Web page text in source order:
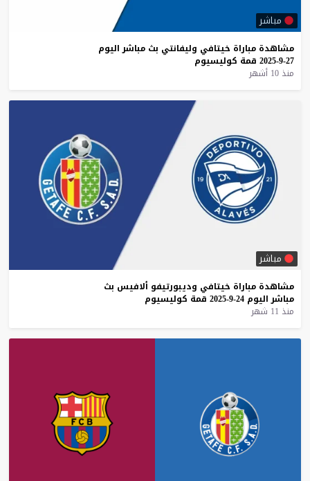
مباشر
مشاهدة مباراة خيتافي وليفانتي بث مباشر اليوم
27-9-2025
قمة كوليسيوم
منذ 10 أشهر
مباشر
مشاهدة مباراة خيتافي وديبورتيفو ألافيس بث
مباشر اليوم 24-9-2025 قمة كوليسيوم
منذ 11 شهر